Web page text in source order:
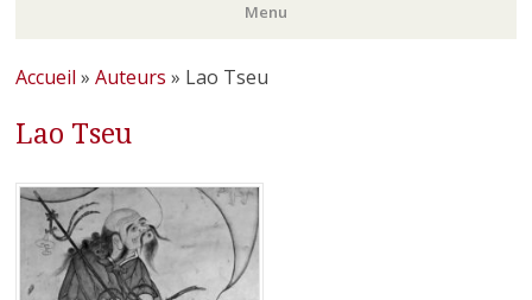
Menu
Aller
contenu
Accueil » Auteurs » Lao Tseu
Lao Tseu